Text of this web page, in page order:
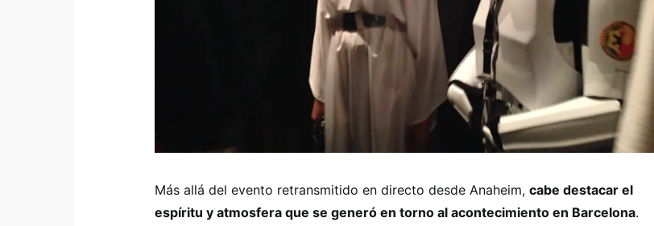
Más allá del evento retransmitido en directo desde Anaheim, cabe destacar el
espíritu y atmosfera que se generó en torno al acontecimiento en Barcelona.